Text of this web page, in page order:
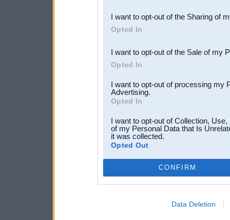
Downstream Participants
third parties.
I want to opt-out of the Sharing of
Opted In
I want to opt-out of the Sale of my
Opted In
I want to opt-out of processing my
Advertising.
Opted In
I want to opt-out of Collection,
of my Personal Data that Is
it was collected.
Opted Out
CONFIRM
Data Deletion